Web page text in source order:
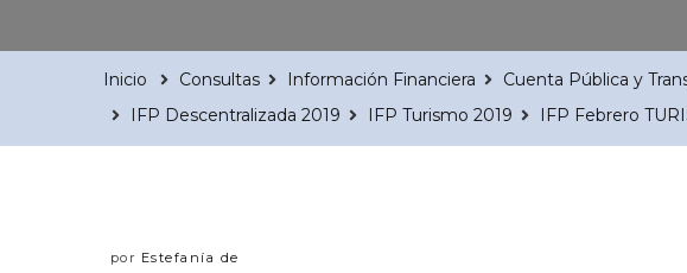
Inicio Consultas Información Financiera Cuenta Pública y
IFP Descentralizada 2019
IFP Turismo 2019 IFP Febrero
por Estefanía de